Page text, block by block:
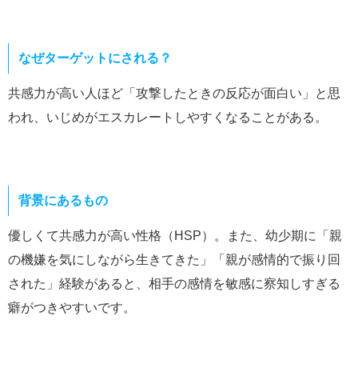
なぜターゲットにされる？
共感力が高い人ほど「攻撃したときの反応が面白い」と思
われ、いじめがエスカレートしやすくなることがある。
背景にあるもの
優しくて共感力が高い性格（HSP）。また、幼少期に「親
の機嫌を気にしながら生きてきた」「親が感情的で振り回
された」経験があると、相手の感情を敏感に察知しすぎる
癖がつきやすいです。